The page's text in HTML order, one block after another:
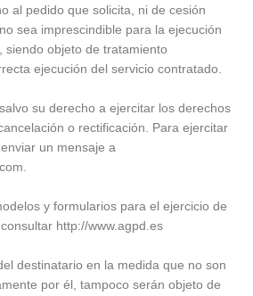
al pedido que solicita, ni de cesión
sea imprescindible para la ejecución
siendo objeto de tratamiento
ejecución del servicio contratado.
su derecho a ejercitar los derechos
o rectificación. Para ejercitar
un mensaje a
y formularios para el ejercicio de
http://www.agpd.es
destinatario en la medida que no son
por él, tampoco serán objeto de